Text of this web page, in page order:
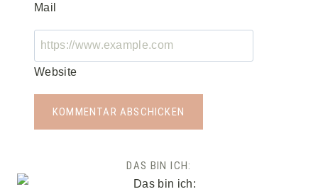
Mail
Website
DAS BIN ICH: